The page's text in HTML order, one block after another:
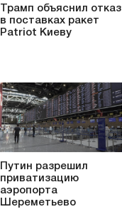
Трамп объяснил отказ
в поставках ракет
Patriot Киеву
Путин разрешил
приватизацию
аэропорта
Шереметьево